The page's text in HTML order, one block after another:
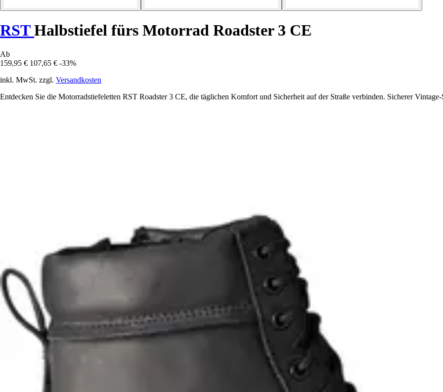
RSTHalbstiefel fürs Motorrad Roadster 3 CE
Ab
159,95 € 107,65 € -33%
inkl. MwSt. zzgl. Versandkosten
Entdecken Sie die Motorradstiefeletten RST Roadster 3 CE, die täglichen Komfort und Sicherheit auf der Straße verbinden. Sicherer